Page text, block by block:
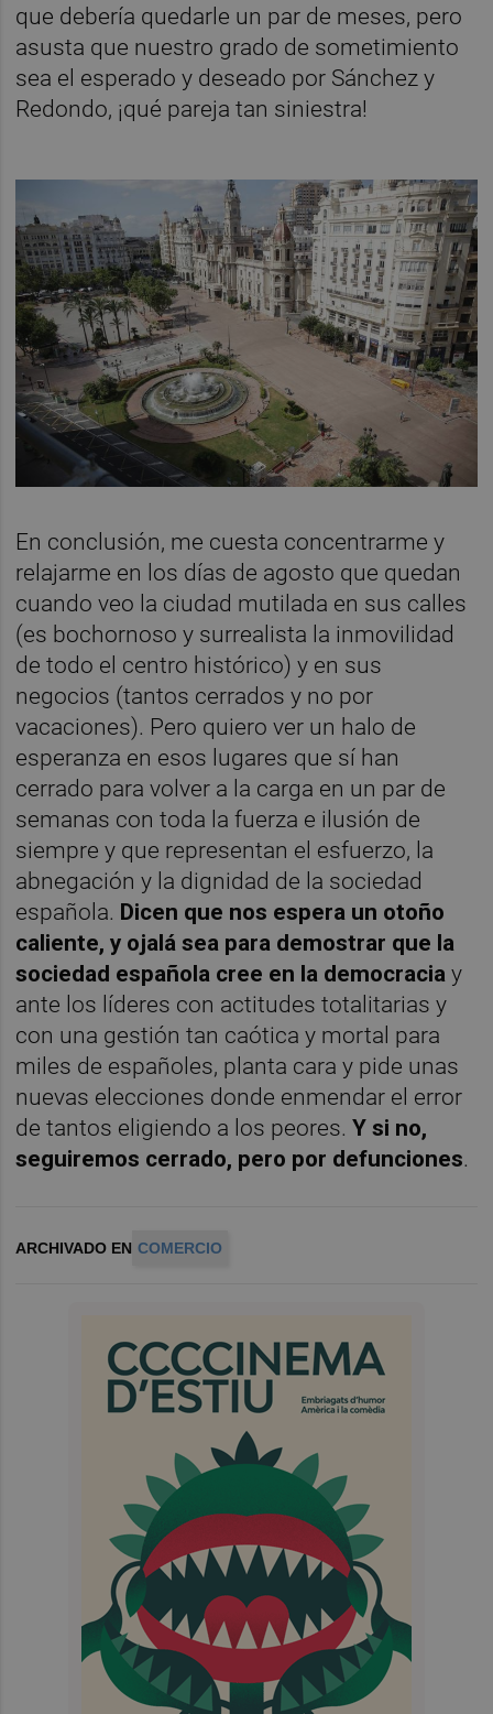
que debería quedarle un par de meses, pero
asusta que nuestro grado de sometimiento
sea el esperado y deseado por Sánchez y
Redondo, ¡qué pareja tan siniestra!
En conclusión, me cuesta concentrarme y
relajarme en los días de agosto que quedan
cuando veo la ciudad mutilada en sus calles
(es bochornoso y surrealista la inmovilidad
de todo el centro histórico) y en sus
negocios (tantos cerrados y no por
vacaciones). Pero quiero ver un halo de
esperanza en esos lugares que sí han
cerrado para volver a la carga en un par de
semanas con toda la fuerza e ilusión de
siempre y que representan el esfuerzo, la
abnegación y la dignidad de la sociedad
española. Dicen que nos espera un otoño
caliente, y ojalá sea para demostrar que la
sociedad española cree en la democracia y
ante los líderes con actitudes totalitarias y
con una gestión tan caótica y mortal para
miles de españoles, planta cara y pide unas
nuevas elecciones donde enmendar el error
de tantos eligiendo a los peores.Y si no,
seguiremos cerrado, pero por defunciones.
ARCHIVADO EN COMERCIO